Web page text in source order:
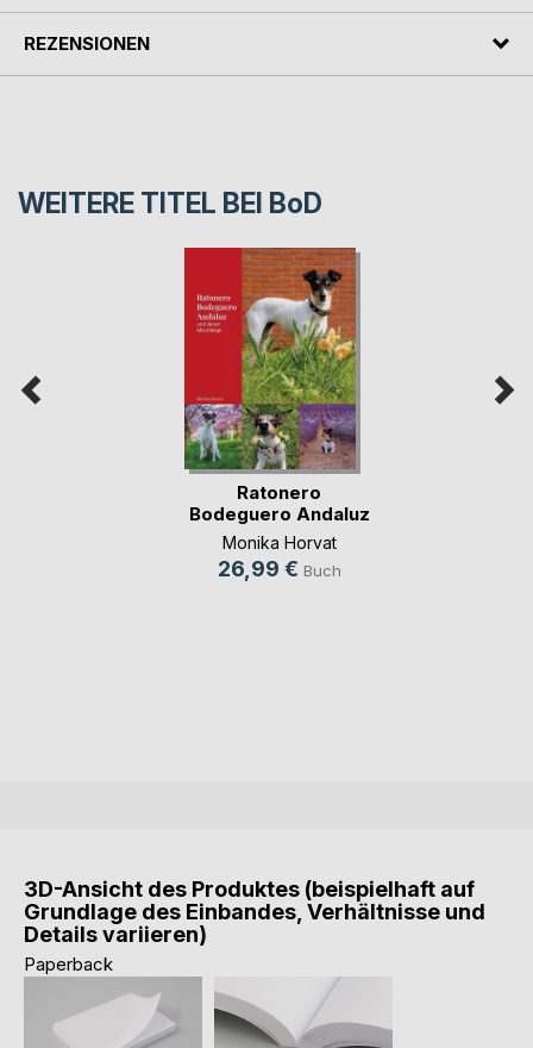
REZENSIONEN
WEITERE TITEL BEI BoD
Ratonero
Bodeguero Andaluz
Monika Horvat
26,99 € Buch
3D-Ansicht des Produktes (beispielhaft auf
Grundlage des Einbandes, Verhältnisse und
Details variieren)
Paperback